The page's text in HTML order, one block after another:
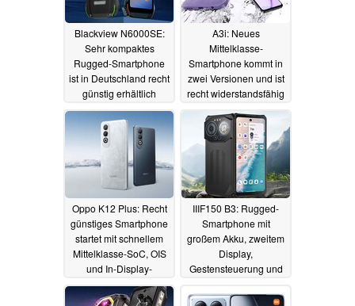
Blackview N6000SE:
Sehr kompaktes
Rugged-Smartphone
ist in Deutschland recht
günstig erhältlich
17.10.2024
A3i: Neues
Mittelklasse-
Smartphone kommt in
zwei Versionen und ist
recht widerstandsfähig
17.10.2024
Oppo K12 Plus: Recht
günstiges Smartphone
startet mit schnellem
Mittelklasse-SoC, OIS
und In-Display-
Fingerabdruckscanner
13.10.2024
IIIF150 B3: Rugged-
Smartphone mit
großem Akku, zweitem
Display,
Gestensteuerung und
günstig06.10.2024